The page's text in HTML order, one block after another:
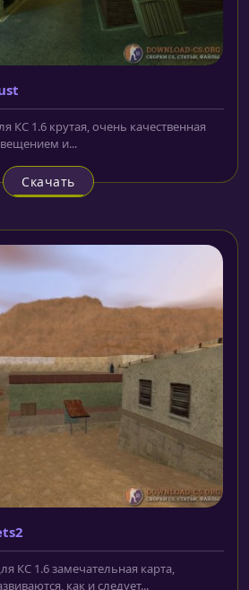
КС 1.6 крутая, очень качественная
и...
Скачать
КС 1.6 замечательная карта,
как и следует...